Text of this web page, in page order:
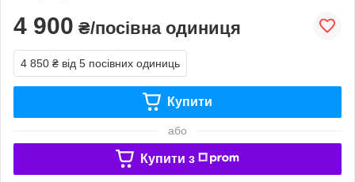
4 900 ₴/посівна одиниця
4 850 ₴ від 5 посівних одиниць
Купити
або
Купити з